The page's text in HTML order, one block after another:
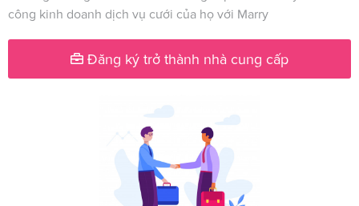
công kinh doanh dịch vụ cưới của họ với Marry
Đăng ký trở thành nhà cung cấp